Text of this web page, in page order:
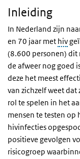
Inleiding
In Nederland zijn
en 70 jaar met hiv
(8.600 personen) dit
de afweer nog goed
deze het meest
van zichzelf weet
rol te spelen in het
mensen te testen op
hivinfecties
positieve gevolgen
risicogroep